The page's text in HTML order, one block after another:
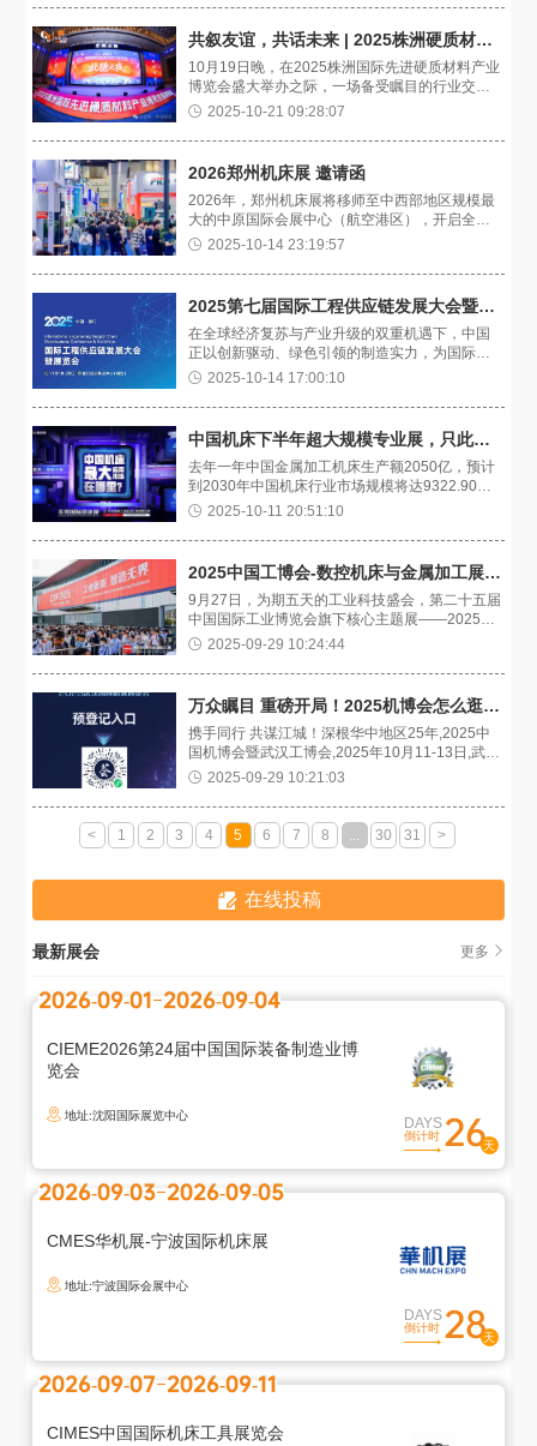
质生产力共同体」副理事长兼秘书长夏纬、「新
质生产力共同体」副理事长、广州明珞装备股份
有限公司董事长兼首席执行官姚维兵、「新质生
产力共同体」副理事长兼副秘书长、AMTS &
AHTE创始人及励进展览副董事长周晓川出席并完
成签约。
共叙友谊，共话未来 | 2025株洲硬质材料产业博览会“北德之夜”交流晚宴圆满落幕
10月19日晚，在2025株洲国际先进硬质材料产业
博览会盛大举办之际，一场备受瞩目的行业交流
盛宴——“北德之夜”行业交流晚宴在株洲大汉希尔
办，株洲北德切削工具有限公司总冠名，汇聚了
来自全国先进制造业领域的六百余位精英，共度
了一个精彩纷呈、收获满满的夜晚。
2025-10-21 09:28:07
2026郑州机床展 邀请函
2026年，郑州机床展将移师至中西部地区规模最
大的中原国际会展中心（航空港区），开启全新
发展篇章。本届展会规模突破10万平方米，汇聚
观众，以“规模扩容、品牌升级、资源聚合”为核
心，实现硬件设施与服务能级的全面跃升。
2025-10-14 23:19:57
2025第七届国际工程供应链发展大会暨展览会 邀请函
在全球经济复苏与产业升级的双重机遇下，中国
正以创新驱动、绿色引领的制造实力，为国际工
程供应链注入全新活力。2025第七届国际工程供
在厦门国际博览中心举办，展会聚焦“绿色低
碳”“数字化赋能”与“全球化协作”三大核心方向，旨
在通过技术展示、供需对接、政策研讨，推动供
应链从传统模式向智能化、可持续化转型，打造
覆盖工程建设全产业链的国际化合作平台，推动
供应链高效协同与技术创新。
2025-10-14 17:00:10
中国机床下半年超大规模专业展，只此一场！
去年一年中国金属加工机床生产额2050亿，预计
到2030年中国机床行业市场规模将达9322.90
亿。这么庞大的产值背后是哪些应用行业？中国
2025-10-11 20:51:10
2025中国工博会-数控机床与金属加工展圆满闭幕
9月27日，为期五天的工业科技盛会，第二十五届
中国国际工业博览会旗下核心主题展——2025数
控机床与金属加工展（MWCS）与2025工业自动
2025-09-29 10:24:44
万众瞩目 重磅开局！2025机博会怎么逛？一份超实用的参观指南请查收！
携手同行 共谋江城！深根华中地区25年,2025中
国机博会暨武汉工博会,2025年10月11-13日,武汉
国际博览中心B馆隆重举办！聚势向新，携手共
参展顺利，组委会特为您准备了这份参展须知，
预祝您满载而归！​
2025-09-29 10:21:03
< 1 2 3 4 5 6 7 8 ... 30 31 >
在线投稿
最新展会 更多
2026-09-01 2026-09-04
CIEME2026第24届中国国际装备制造业博
览会
地址:沈阳国际展览中心 DAYS
倒计时 26
2026-09-03 2026-09-05
CMES华机展-宁波国际机床展
地址:宁波国际会展中心
DAYS
倒计时 28
2026-09-07 2026-09-11
CIMES中国国际机床工具展览会